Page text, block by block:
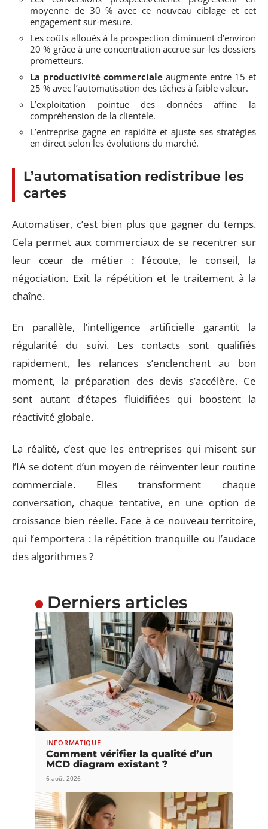
moyenne de 30 % avec ce nouveau ciblage et cet
engagement sur-mesure.
Les coûts alloués à la prospection diminuent d’environ
20 % grâce à une concentration accrue sur les dossiers
prometteurs.
La productivité commerciale augmente entre 15 et
25 % avec l’automatisation des tâches à faible valeur.
L’exploitation pointue des données affine la
compréhension de la clientèle.
L’entreprise gagne en rapidité et ajuste ses stratégies
en direct selon les évolutions du marché.
L’automatisation redistribue les
cartes
Automatiser, c’est bien plus que gagner du temps.
Cela permet aux commerciaux de se recentrer sur
leur cœur de métier : l’écoute, le conseil, la
négociation. Exit la répétition et le traitement à la
chaîne.
En parallèle, l’intelligence artificielle garantit la
régularité du suivi. Les contacts sont qualifiés
rapidement, les relances s’enclenchent au bon
moment, la préparation des devis s’accélère. Ce
sont autant d’étapes fluidifiées qui boostent la
réactivité globale.
La réalité, c’est que les entreprises qui misent sur
l’IA se dotent d’un moyen de réinventer leur routine
commerciale. Elles transforment chaque
conversation, chaque tentative, en une option de
croissance bien réelle. Face à ce nouveau territoire,
qui l’emportera : la répétition tranquille ou l’audace
des algorithmes ?
Derniers articles
INFORMATIQUE
Comment vérifier la qualité d’un
MCD diagram existant ?
6 août 2026